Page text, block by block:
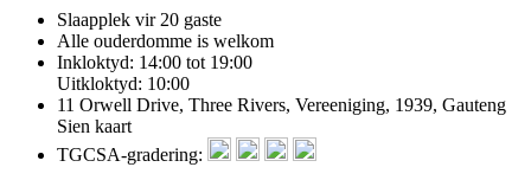
Slaapplek vir 20 gaste
Alle ouderdomme is welkom
Inkloktyd: 14:00 tot 19:00
Uitkloktyd: 10:00
11 Orwell Drive, Three Rivers, Vereeniging, 1939, Gauteng
Sien kaart
TGCSA-gradering: